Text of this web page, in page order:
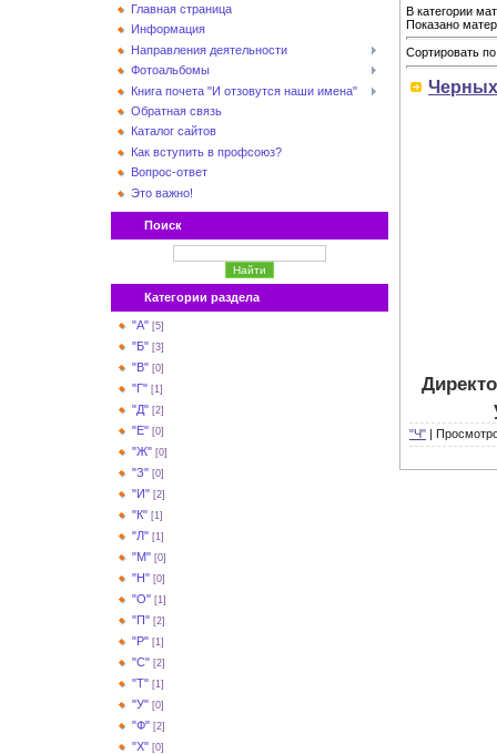
Главная страница
Информация
Направления деятельности
Фотоальбомы
Книга почета "И отзовутся наши имена"
Обратная связь
Каталог сайтов
Как вступить в профсоюз?
Вопрос-ответ
Это важно!
Поиск
Категории раздела
"А" [5]
"Б" [3]
"В" [0]
"Г" [1]
"Д" [2]
"Е" [0]
"Ж" [0]
"З" [0]
"И" [2]
"К" [1]
"Л" [1]
"М" [0]
"Н" [0]
"О" [1]
"П" [2]
"Р" [1]
"С" [2]
"Т" [1]
"У" [0]
"Ф" [2]
"Х" [0]
В категории
Показано
Сортировать по
"Ч" |